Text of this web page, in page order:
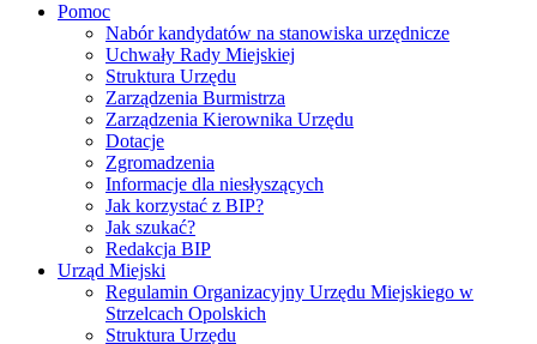
Pomoc
Nabór kandydatów na stanowiska urzędnicze
Uchwały Rady Miejskiej
Struktura Urzędu
Zarządzenia Burmistrza
Zarządzenia Kierownika Urzędu
Dotacje
Zgromadzenia
Informacje dla niesłyszących
Jak korzystać z BIP?
Jak szukać?
Redakcja BIP
Urząd Miejski
Regulamin Organizacyjny Urzędu Miejskiego w
Strzelcach Opolskich
Struktura Urzędu